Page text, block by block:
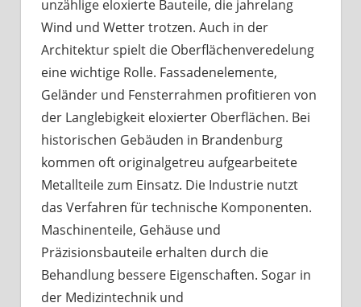
unzählige eloxierte Bauteile, die jahrelang
Wind und Wetter trotzen. Auch in der
Architektur spielt die Oberflächenveredelung
eine wichtige Rolle. Fassadenelemente,
Geländer und Fensterrahmen profitieren von
der Langlebigkeit eloxierter Oberflächen. Bei
historischen Gebäuden in Brandenburg
kommen oft originalgetreu aufgearbeitete
Metallteile zum Einsatz. Die Industrie nutzt
das Verfahren für technische Komponenten.
Maschinenteile, Gehäuse und
Präzisionsbauteile erhalten durch die
Behandlung bessere Eigenschaften. Sogar in
der Medizintechnik und